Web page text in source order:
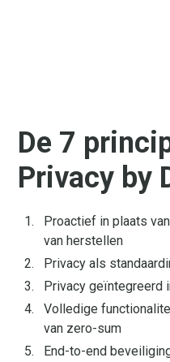
De 7
Privacy by
Proactief in plaats
van herstellen
Privacy als
Privacy geïntegreerd
Volledige
van zero-sum
End-to-end